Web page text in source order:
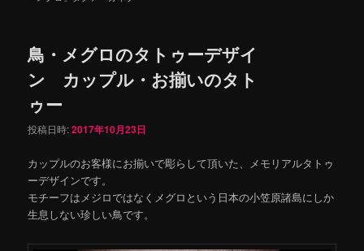
鳥・メグロのタトゥーデザイ
ン カップル・お揃いのタト
ゥー
投稿日時:2017年10月23日
カップルのお客様にお揃いで彫らして頂いた、メモリアルタトゥ
ーデザインです。
モチーフはメジロではなくメグロという日本の小笠原諸島にしか
生息しない珍しい鳥です。